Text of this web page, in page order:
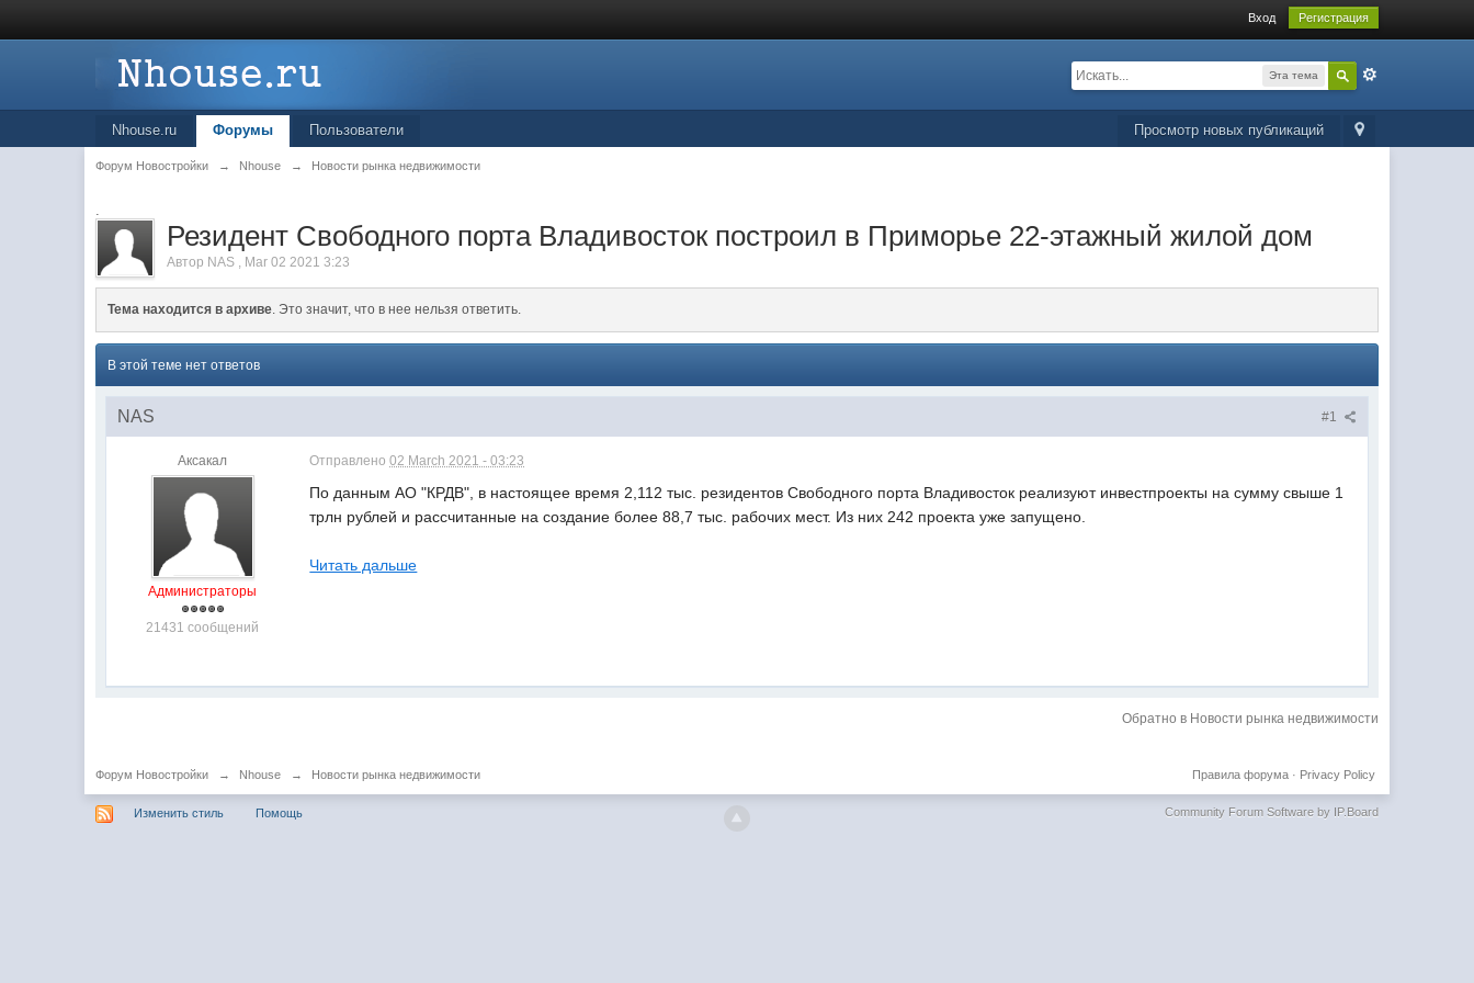
Вход Регистрация
Эта тема
Просмотр новых публикаций
Nhouse.ru Форумы Пользователи
Форум Новостройки → Nhouse → Новости рынка недвижимости
.
Резидент Свободного порта Владивосток построил в Приморье 22-этажный жилой дом
Автор NAS , Mar 02 2021 3:23
Тема находится в архиве. Это значит, что в нее нельзя ответить.
В этой теме нет ответов
#1
NAS
Аксакал
Администраторы
21431 сообщений
Отправлено02 March 2021 - 03:23
По данным АО "КРДВ", в настоящее время 2,112 тыс. резидентов Свободного порта Владивосток реализуют инвестпроекты на сумму свыше 1
трлн рублей и рассчитанные на создание более 88,7 тыс. рабочих мест. Из них 242 проекта уже запущено.
Читать дальше
Обратно в Новости рынка недвижимости
Форум Новостройки → Nhouse → Новости рынка недвижимости Privacy Policy
Правила форума·
Изменить стиль Помощь Community Forum Software by IP.Board